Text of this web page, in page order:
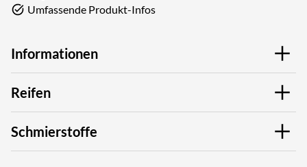
Umfassende Produkt-Infos
Informationen
Reifen
Schmierstoffe